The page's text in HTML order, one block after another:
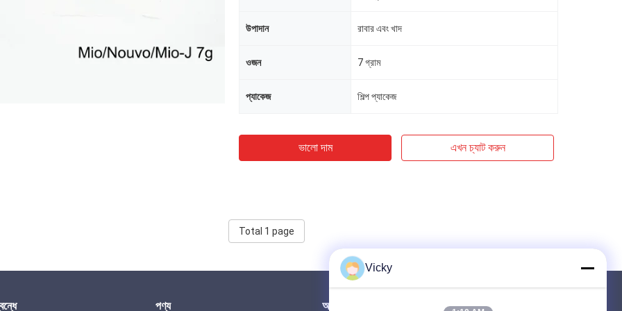
উপাদান রাবার এবং খাদ
ওজন 7 গ্রাম
প্যাকেজ শিল্প প্যাকেজ
ভালো দাম এখন চ্যাট করুন
Total 1 page
পণ্য আমাদের মেইল ​​করুন
Vicky